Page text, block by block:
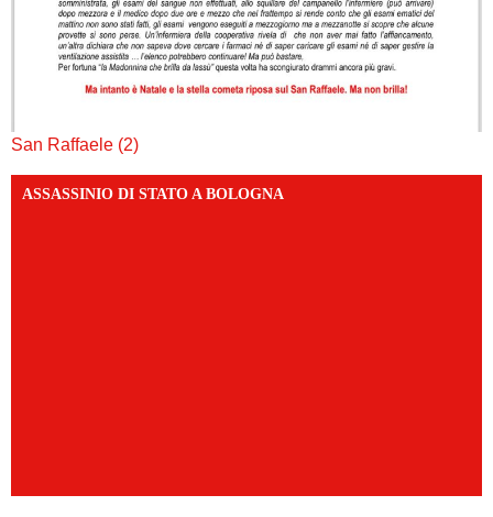
San Raffaele (2)
ASSASSINIO DI STATO A BOLOGNA